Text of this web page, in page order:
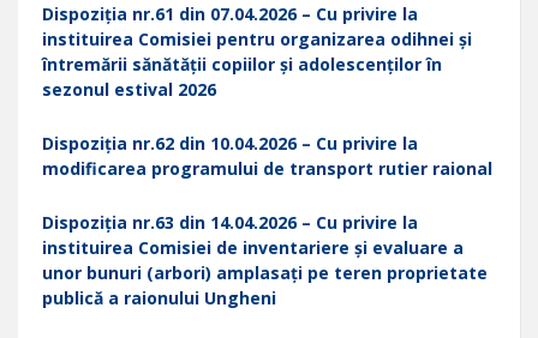
Dispoziția nr.61 din 07.04.2026 – Cu privire la
instituirea Comisiei pentru organizarea odihnei și
întremării sănătății copiilor și adolescenților în
sezonul estival 2026
Dispoziția nr.62 din 10.04.2026 – Cu privire la
modificarea programului de transport rutier raional
Dispoziția nr.63 din 14.04.2026 – Cu privire la
instituirea Comisiei de inventariere și evaluare a
unor bunuri (arbori) amplasați pe teren proprietate
publică a raionului Ungheni